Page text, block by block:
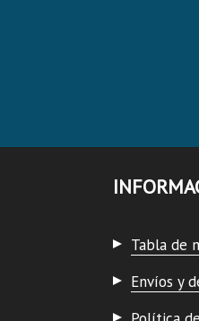
Tabla de
Envíos y